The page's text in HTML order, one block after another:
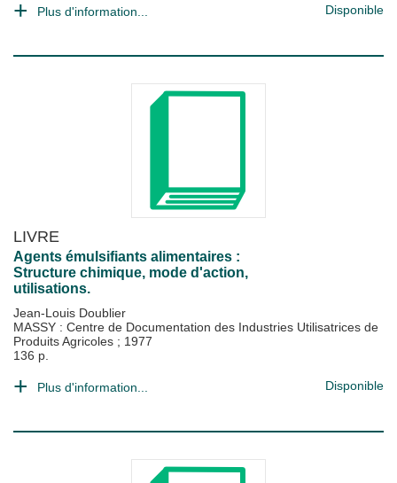
Plus d'information... Disponible
LIVRE
Agents émulsifiants alimentaires :
Structure chimique, mode d'action,
utilisations.
Jean-Louis Doublier
MASSY : Centre de Documentation des Industries Utilisatrices de
Produits Agricoles ; 1977
136 p.
Plus d'information... Disponible